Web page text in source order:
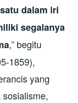
dalam iri
segalanya
,” begitu
1859),
yang